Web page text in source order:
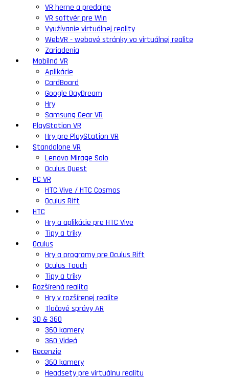
VR herne a predajne
VR softvér pre Win
Využívanie virtuálnej reality
WebVR - webové stránky vo virtuálnej realite
Zariadenia
Mobilná VR
Aplikácie
CardBoard
Google DayDream
Hry
Samsung Gear VR
PlayStation VR
Hry pre PlayStation VR
Standalone VR
Lenovo Mirage Solo
Oculus Quest
PC VR
HTC Vive / HTC Cosmos
Oculus Rift
HTC
Hry a aplikácie pre HTC Vive
Tipy a triky
Oculus
Hry a programy pre Oculus Rift
Oculus Touch
Tipy a triky
Rozšírená realita
Hry v rozšírenej realite
Tlačové správy AR
3D & 360
360 kamery
360 Videá
Recenzie
360 kamery
Headsety pre virtuálnu realitu